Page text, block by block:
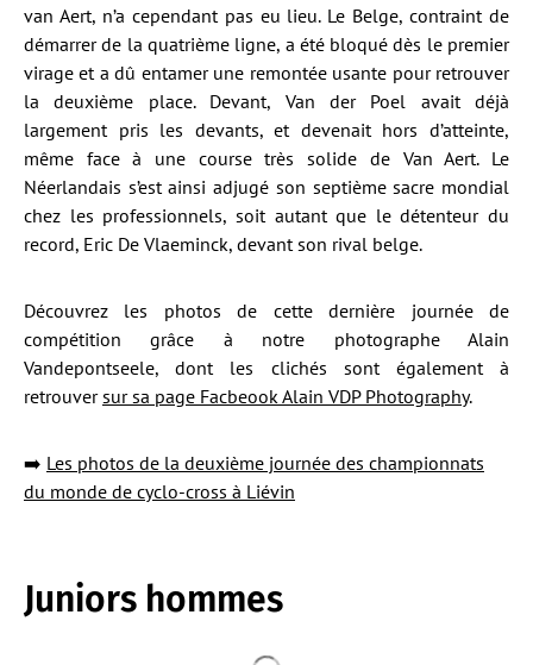
van Aert, n’a cependant pas eu lieu. Le Belge, contraint de
démarrer de la quatrième ligne, a été bloqué dès le premier
virage et a dû entamer une remontée usante pour retrouver
la deuxième place. Devant, Van der Poel avait déjà
largement pris les devants, et devenait hors d’atteinte,
même face à une course très solide de Van Aert. Le
Néerlandais s’est ainsi adjugé son septième sacre mondial
chez les professionnels, soit autant que le détenteur du
record, Eric De Vlaeminck, devant son rival belge.
Découvrez les photos de cette dernière journée de
compétition grâce à notre photographe Alain
Vandepontseele, dont les clichés sont également à
retrouver sur sa page Facbeook Alain VDP Photography.
➡️ Les photos de la deuxième journée des championnats
du monde de cyclo-cross à Liévin
Juniors hommes